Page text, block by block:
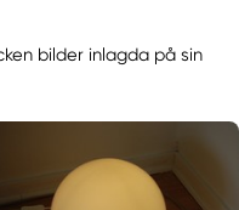
bilder inlagda på sin